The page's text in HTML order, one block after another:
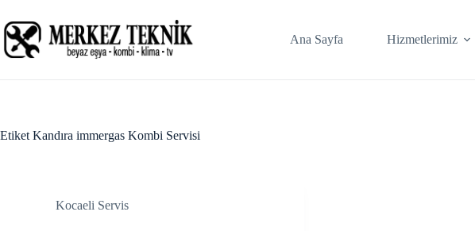
to
content
Ana Sayfa Hizmetlerimiz
Etiket Kandıra immergas Kombi Servisi
Kocaeli Servis